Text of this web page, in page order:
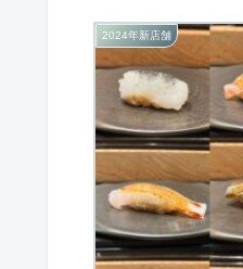
2024年新店舗